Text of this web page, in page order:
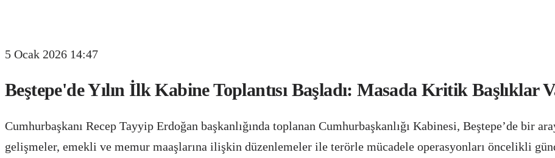
5 Ocak 2026 14:47
Beştepe'de Yılın İlk Kabine Toplantısı Başladı: Masada Kritik Başlıklar
Cumhurbaşkanı Recep Tayyip Erdoğan başkanlığında toplanan Cumhurbaşkanlığı Kabinesi, Beştepe’de bir
gelişmeler, emekli ve memur maaşlarına ilişkin düzenlemeler ile terörle mücadele operasyonları öncelikli